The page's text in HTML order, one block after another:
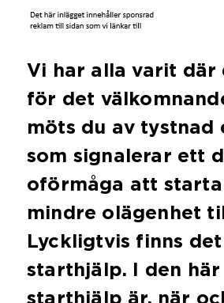
Vi har alla varit där
för det
möts du av
som signalerar ett
oförmåga att
mindre olägenhet
Lyckligtvis finns
starthjälp. I den
starthjälp är, när